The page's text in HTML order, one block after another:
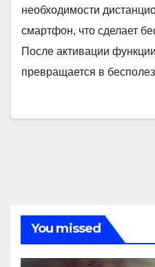
необходимости
смартфон, что сделает
После активации
превращается в
You missed